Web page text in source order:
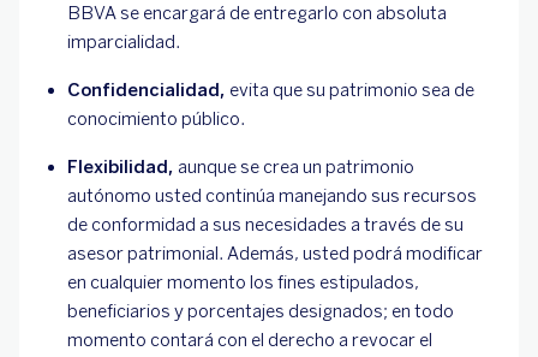
BBVA se encargará de entregarlo con absoluta
imparcialidad.
Confidencialidad, evita que su patrimonio sea de
conocimiento público.
Flexibilidad, aunque se crea un patrimonio
autónomo usted continúa manejando sus recursos
de conformidad a sus necesidades a través de su
asesor patrimonial. Además, usted podrá modificar
en cualquier momento los fines estipulados,
beneficiarios y porcentajes designados; en todo
momento contará con el derecho a revocar el